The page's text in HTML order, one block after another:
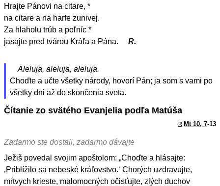
Hrajte Pánovi na citare, *
na citare a na harfe zunivej.
Za hlaholu trúb a poľníc *
jasajte pred tvárou Kráľa a Pána.
R.
Aleluja, aleluja, aleluja.
Choďte a učte všetky národy, hovorí Pán; ja som s vami po
všetky dni až do skončenia sveta.
Čítanie zo svätého Evanjelia podľa Matúša
Mt 10, 7-13
Zadarmo ste dostali, zadarmo dávajte
Ježiš povedal svojim apoštolom: „Choďte a hlásajte:
‚Priblížilo sa nebeské kráľovstvo.‘ Chorých uzdravujte,
mŕtvych krieste, malomocných očisťujte, zlých duchov